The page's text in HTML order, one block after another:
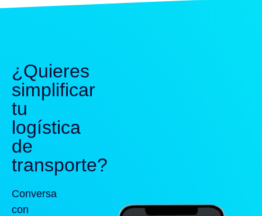
¿Quieres
simplificar
tu
logística
de
transporte?
Conversa
con